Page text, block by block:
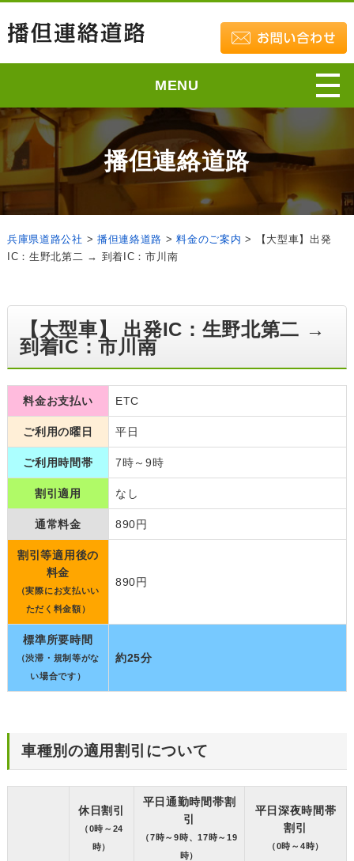
MENU
播但連絡道路
兵庫県道路公社 > 播但連絡道路 >料金のご案内 >
【大型車】出発
IC：生野北第二 → 到着IC：市川南
【大型車】 出発IC：生野北第二 →
到着IC：市川南
料金お支払い ETC
ご利用の曜日 平日
ご利用時間帯 7時～9時
割引適用 なし
通常料金 890円
割引等適用後の
料金
（実際にお支払いい
ただく料金額）
890円
標準所要時間
（渋滞・規制等がな
い場合です）
約25分
車種別の適用割引について
休日割引
（0時～24
時）
平日通勤時間帯割
引
（7時～9時、17時～19
時）
平日深夜時間帯
割引
（0時～4時）